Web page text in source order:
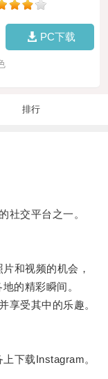
PC下载
排行
交平台之一。
和视频的机会，
的精彩瞬间。
受其中的乐趣。
下载Instagram。